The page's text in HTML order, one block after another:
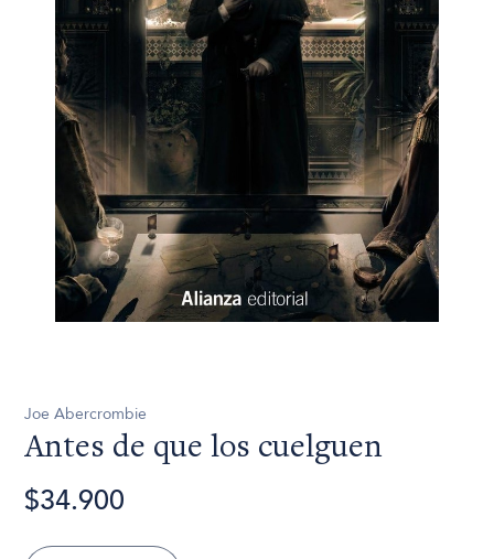
Joe Abercrombie
Antes de que los cuelguen
$34.900